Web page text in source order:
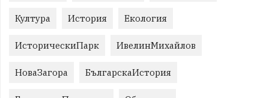
Култура История Екология
ИсторическиПарк ИвелинМихайлов
НоваЗагора БългарскаИстория